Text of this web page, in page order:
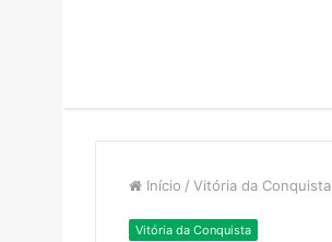
Início / Vitória da Conquista
Vitória da Conquista